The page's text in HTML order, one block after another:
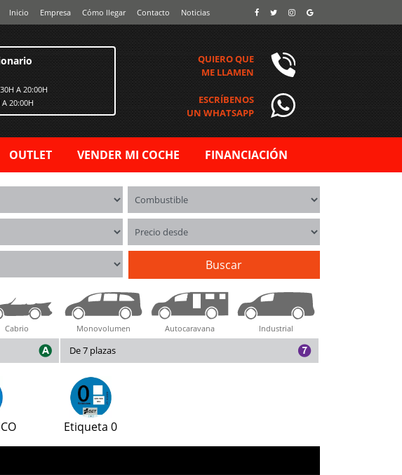
Inicio Empresa Cómo llegar Contacto Noticias
A 20:00H
20:00H
QUIERO QUE
ME LLAMEN
ESCRÍBENOS
UN WHATSAPP
OUTLET VENDER MI COCHE FINANCIACIÓN
Combustible
Precio desde
Buscar
Cabrio Monovolumen Autocaravana Industrial
De 7 plazas
Etiqueta 0